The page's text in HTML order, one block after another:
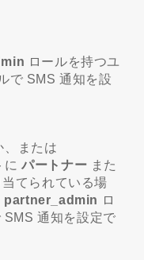
ロールを持つユ
で SMS 通知を設
、または
にパートナー また
てられている場
partner_admin ロ
SMS 通知を設定で